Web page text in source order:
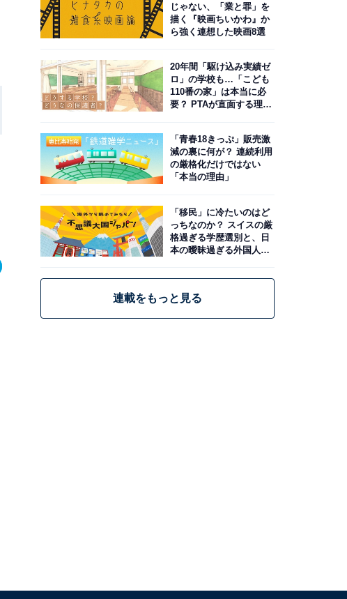
じゃない、「業と罪」を
描く『映画ちいかわ』か
ら強く連想した映画8選
20年間「駆け込み実績ゼ
ロ」の学校も…「こども
110番の家」は本当に必
要？ PTAが直面する理想
「青春18きっぷ」販売激
減の裏に何が？ 連続利用
の厳格化だけではない
「本当の理由」
「移民」に冷たいのはど
っちなのか？ スイスの厳
格過ぎる学歴選別と、日
本の曖昧過ぎる外国人政
連載をもっと見る